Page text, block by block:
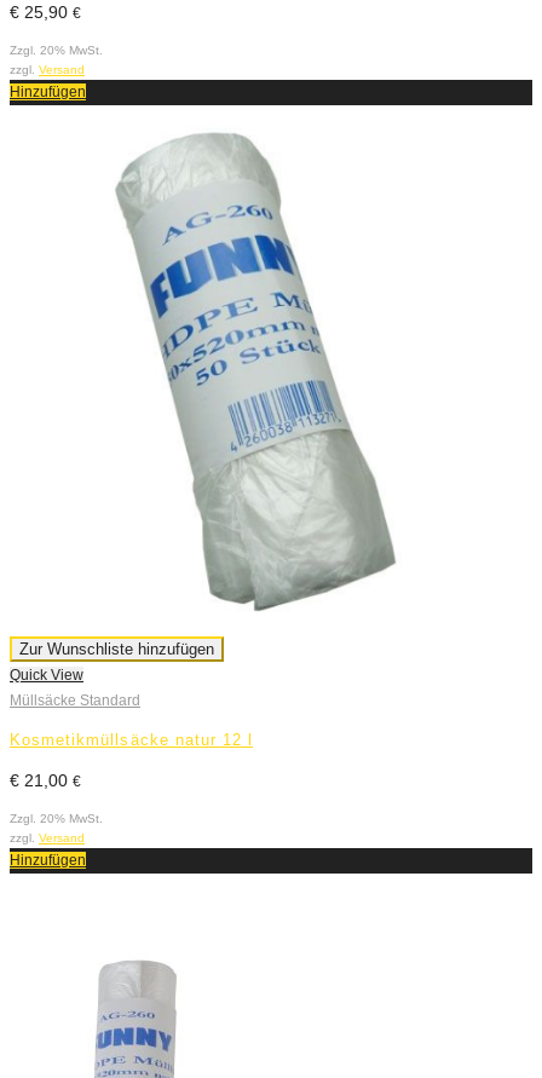
€ 25,90 €
Zzgl. 20% MwSt.
zzgl. Versand
Hinzufügen
Zur Wunschliste hinzufügen
Quick View
Müllsäcke Standard
Kosmetikmüllsäcke natur 12 l
€ 21,00 €
Zzgl. 20% MwSt.
zzgl. Versand
Hinzufügen